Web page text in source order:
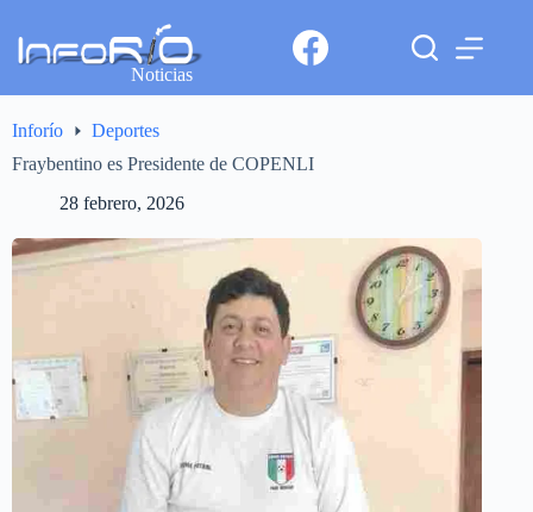
Noticias
Inforío
Deportes
Fraybentino es Presidente de COPENLI
28 febrero, 2026